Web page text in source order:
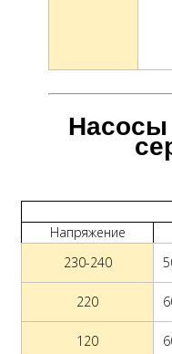
Напряжение
230-240
220
120